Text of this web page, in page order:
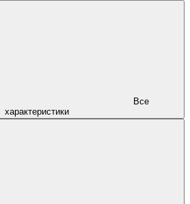
характеристики